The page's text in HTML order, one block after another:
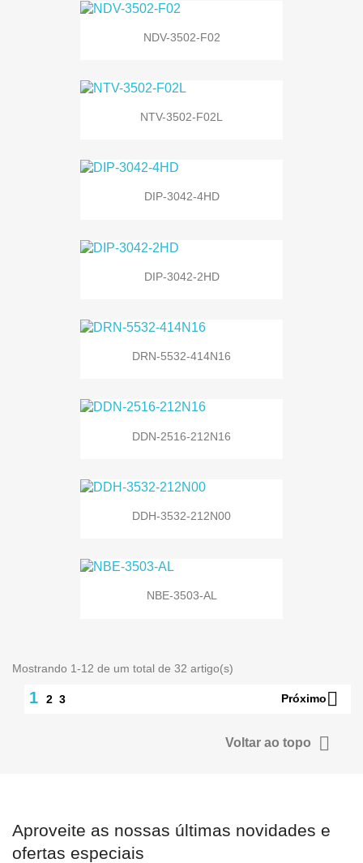
NDV-3502-F02
NTV-3502-F02L
DIP-3042-4HD
DIP-3042-2HD
DRN-5532-414N16
DDN-2516-212N16
DDH-3532-212N00
NBE-3503-AL
Mostrando 1-12 de um total de 32 artigo(s)
1 2 3 Próximo
Voltar ao topo 
Aproveite as nossas últimas novidades e
ofertas especiais